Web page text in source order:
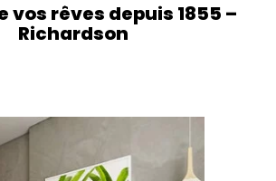
vos rêves depuis 1855 –
Richardson